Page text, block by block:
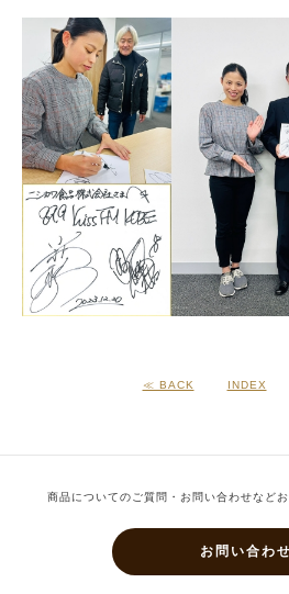
≪ BACK INDEX
商品についてのご質問・お問い合わせなど
お問い合わせ